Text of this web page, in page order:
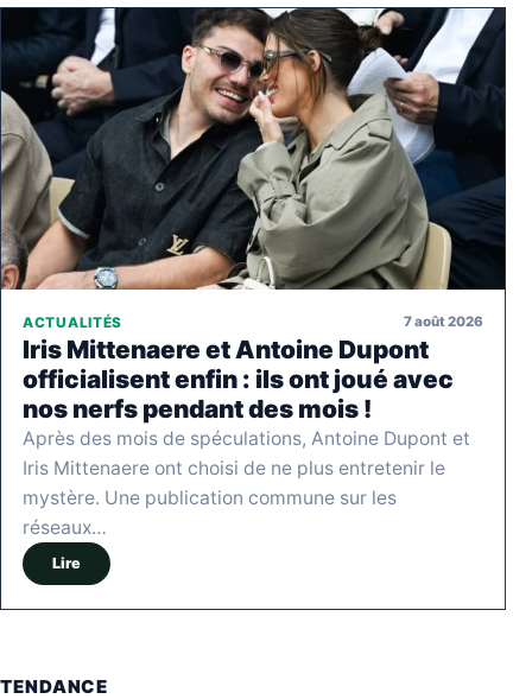
ACTUALITÉS 7 août 2026
Iris Mittenaere et Antoine Dupont
officialisent enfin : ils ont joué avec
nos nerfs pendant des mois !
Après des mois de spéculations, Antoine Dupont et
Iris Mittenaere ont choisi de ne plus entretenir le
mystère. Une publication commune sur les
réseaux…
Lire
TENDANCE